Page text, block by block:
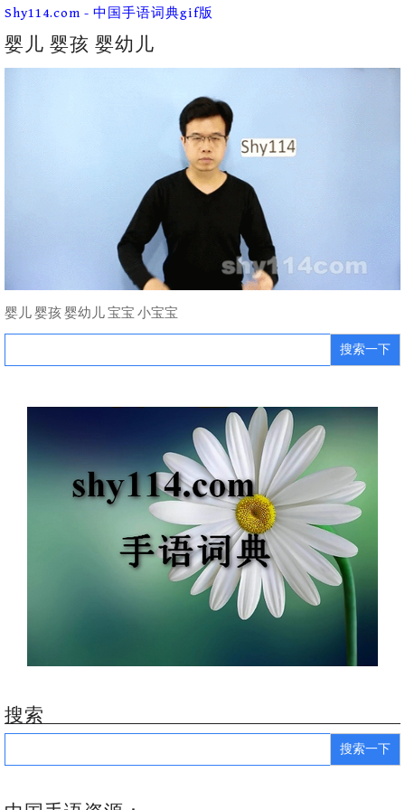
Skip
content
Shy114.com - 中国手语词典gif版
婴儿 婴孩 婴幼儿
婴儿 婴孩 婴幼儿 宝宝 小宝宝
Search
搜索
Search